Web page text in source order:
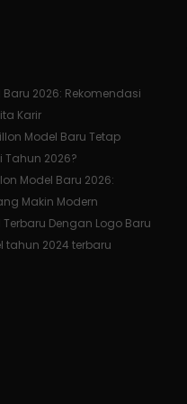
2026: Rekomendasi
Karir
Model Baru Tetap
2026?
Model Baru 2026:
Makin Modern
Dengan Logo Baru
tahun 2024 terbaru